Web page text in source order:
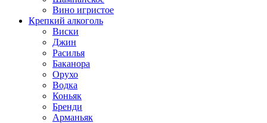
Вино игристое
Крепкий алкоголь
Виски
Джин
Расилья
Баканора
Орухо
Водка
Коньяк
Бренди
Арманьяк